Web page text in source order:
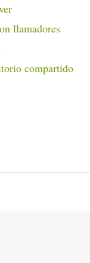
llamadores
compartido